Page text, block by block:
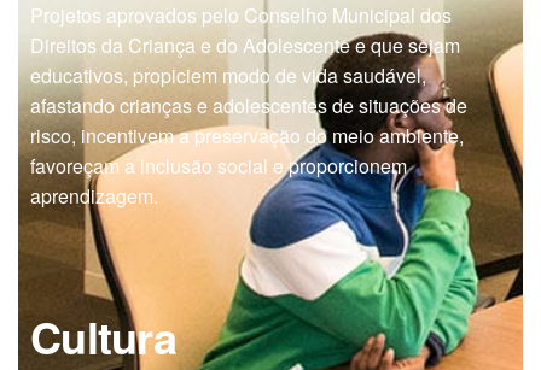
Projetos aprovados pelo Conselho Municipal dos
Direitos da Criança e do Adolescente e que sejam
educativos, propiciem modo de vida saudável,
afastando crianças e adolescentes de situações de
risco, incentivem a preservação do meio ambiente,
favoreçam a inclusão social e proporcionem
aprendizagem.
Cultura